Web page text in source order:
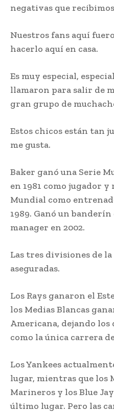
negativas que
Nuestros fans aquí
hacerlo aquí en casa.
Es muy especial,
llamaron para salir de
gran grupo de
Estos chicos están tan
me gusta.
Baker ganó una Serie
en 1981 como jugador y
Mundial como
1989. Ganó un
manager en 2002.
Las tres divisiones de
aseguradas.
Los Rays ganaron el
los Medias Blancas
Americana, dejando los
como la única carrera
Los Yankees
lugar, mientras que los
Marineros y los Blue
último lugar. Pero las